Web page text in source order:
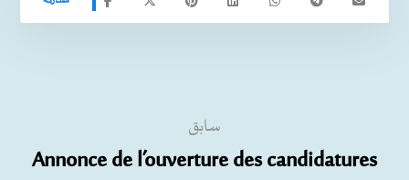
سابق
Annonce de l’ouverture des candidatures